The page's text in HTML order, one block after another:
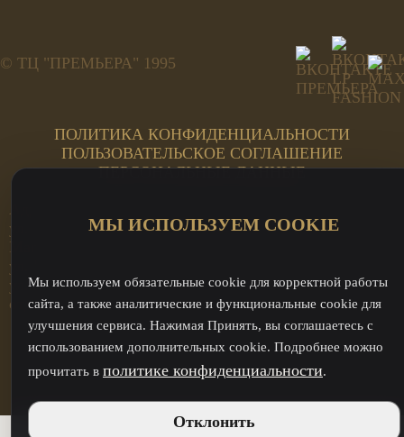
© ТЦ "ПРЕМЬЕРА" 1995
ПОЛИТИКА КОНФИДЕНЦИАЛЬНОСТИ
ПОЛЬЗОВАТЕЛЬСКОЕ СОГЛАШЕНИЕ
ПЕРСОНАЛЬНЫЕ ДАННЫЕ
Адреса салонов:
ул. Труда, 185а, 2 этаж ЦИ
Магнит
ул. Кирова, 23А Премьера
ул. Кирова, 23А - оптовый
отдел
ОГРН:
МЫ ИСПОЛЬЗУЕМ COOKIE
Мы используем обязательные cookie для корректной работы
сайта, а также аналитические и функциональные cookie для
улучшения сервиса. Нажимая Принять, вы соглашаетесь с
использованием дополнительных cookie. Подробнее можно
прочитать в политике конфиденциальности.
Отклонить